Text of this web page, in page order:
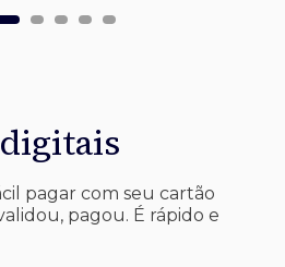
pagar com seu cartão
pagou. É rápido e